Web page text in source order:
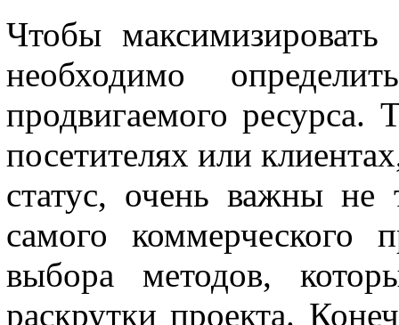
Чтобы
необходимо
продвигаемого ресурса.
посетителях или
статус, очень важны не
самого
выбора методов,
раскрутки проекта.